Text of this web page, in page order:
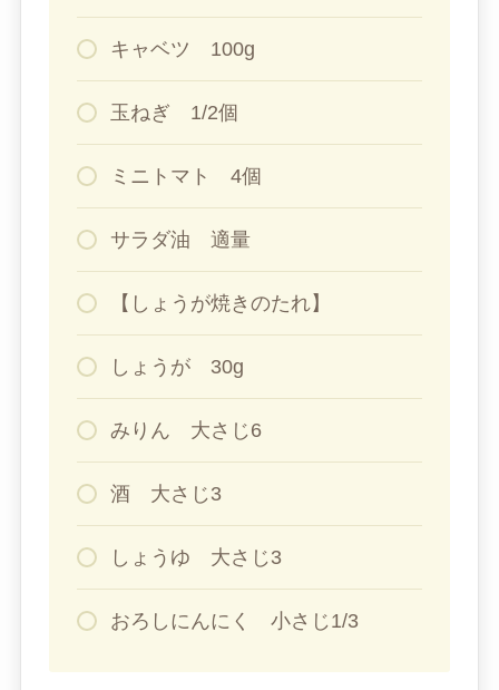
キャベツ 100g
玉ねぎ 1/2個
ミニトマト 4個
サラダ油 適量
【しょうが焼きのたれ】
しょうが 30g
みりん 大さじ6
酒 大さじ3
しょうゆ 大さじ3
おろしにんにく 小さじ1/3